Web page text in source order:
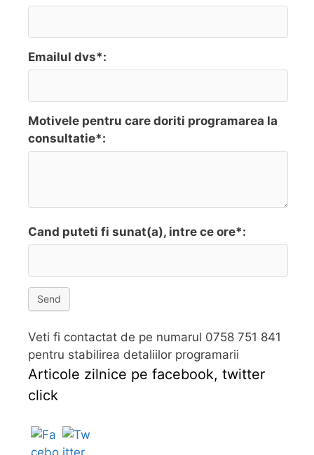
Emailul dvs*:
Motivele pentru care doriti programarea la
consultatie*:
Cand puteti fi sunat(a), intre ce ore*:
Send
Veti fi contactat de pe numarul 0758 751 841
pentru stabilirea detaliilor programarii
Articole zilnice pe facebook, twitter
click